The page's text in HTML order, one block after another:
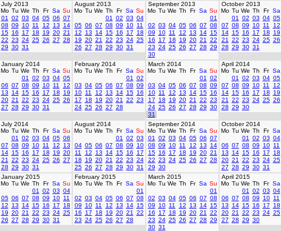
July 2013
Mo Tu We Th Fr Sa Su
01
02 03 04 05 06 07
08 09 10 11 12 13
14
15 16 17 18 19 20 21
22 23 24 25 26 27 28
29 30 31
August 2013
Mo Tu We Th Fr Sa Su
01
02 03 04
05 06 07 08 09 10 11
12
13 14 15 16 17
18
19 20 21 22 23 24 25
26 27 28 29 30 31
September 2013
Mo Tu We Th Fr Sa Su
01
02 03 04 05 06 07 08
09
10 11 12 13 14 15
16
17 18 19 20 21
22
23 24 25 26 27 28 29
30
October 2013
Mo Tu We Th Fr Sa
01
02 03 04 05
07 08 09 10 11 12
14 15 16 17 18 19
21
22 23 24 25 26
28 29 30 31
January 2014
Mo Tu We Th Fr Sa Su
01
02 03 04 05
06 07 08 09 10 11
12
13
14 15 16 17 18
19
20 21 22 23 24 25 26
27 28 29 30 31
February 2014
Mo Tu We Th Fr Sa Su
01
02
03 04 05 06 07 08 09
10 11 12 13 14 15 16
17
18 19 20 21 22 23
24 25 26 27 28
March 2014
Mo Tu We Th Fr Sa Su
01
02
03 04 05 06 07 08 09
10 11 12 13 14 15 16
17
18 19 20 21 22 23
24 25 26 27 28 29 30
31
April 2014
Mo Tu We Th Fr Sa
01
02 03 04 05
07 08 09 10 11 12
14 15 16 17 18 19
21
22 23 24 25 26
28 29 30
July 2014
Mo Tu We Th Fr Sa Su
01
02 03 04 05 06
07 08 09 10 11 12
13
14 15 16 17 18 19 20
21
22 23 24 25 26 27
28 29 30 31
August 2014
Mo Tu We Th Fr Sa Su
01
02 03
04 05 06 07 08 09
10
11
12 13 14 15 16
17
18
19 20 21 22 23 24
25 26 27 28 29 30 31
September 2014
Mo Tu We Th Fr Sa Su
01
02 03 04 05 06 07
08 09 10 11 12 13
14
15 16 17 18 19 20 21
22 23 24 25 26 27 28
29 30
October 2014
Mo Tu We Th Fr Sa
01
02 03 04
06 07 08 09 10 11
13
14 15 16 17 18
20 21 22 23 24 25
27 28 29 30 31
January 2015
Mo Tu We Th Fr Sa Su
01
02 03 04
05 06 07 08 09 10 11
12
13 14 15 16 17
18
19 20 21 22 23 24 25
26 27 28 29 30 31
February 2015
Mo Tu We Th Fr Sa Su
01
02 03 04 05 06 07 08
09
10 11 12 13 14 15
16
17 18 19 20 21
22
23 24 25 26 27 28
March 2015
Mo Tu We Th Fr Sa Su
01
02 03 04 05 06 07 08
09
10 11 12 13 14 15
16
17 18 19 20 21
22
23 24 25 26 27 28 29
30 31
April 2015
Mo Tu We Th Fr Sa
01
02 03 04
06 07 08 09 10 11
13
14 15 16 17 18
20 21 22 23 24 25
27 28 29 30